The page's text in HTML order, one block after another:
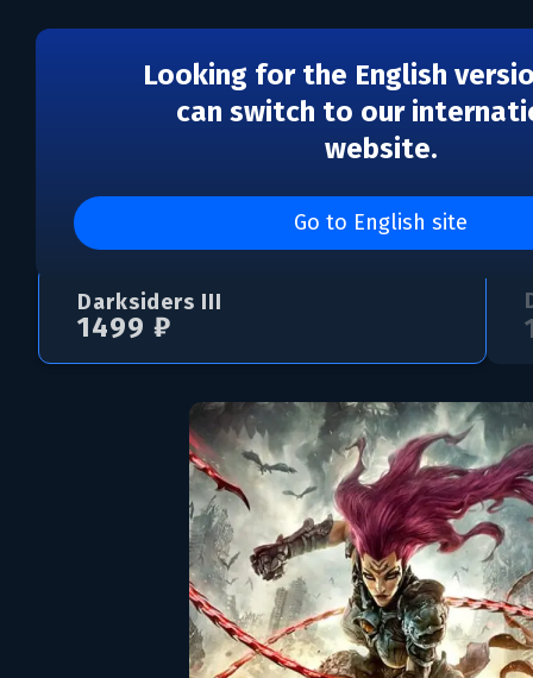
Looking for the English
can switch to our
website.
Go to English site
Darksiders III
Darksiders III
1499 ₽